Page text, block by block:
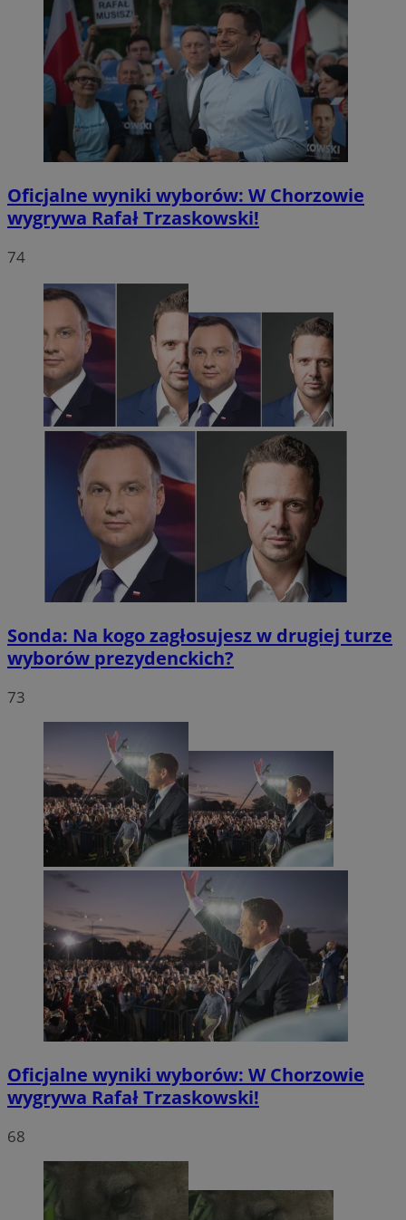
Oficjalne wyniki wyborów: W Chorzowie
wygrywa Rafał Trzaskowski!
74
Sonda: Na kogo zagłosujesz w drugiej turze
wyborów prezydenckich?
73
Oficjalne wyniki wyborów: W Chorzowie
wygrywa Rafał Trzaskowski!
68